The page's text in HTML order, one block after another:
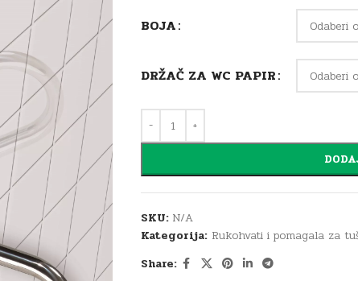
BOJA
DRŽAČ ZA WC PAPIR
SKU: N/A
Kategorija: Rukohvati i pomagala za
Share: